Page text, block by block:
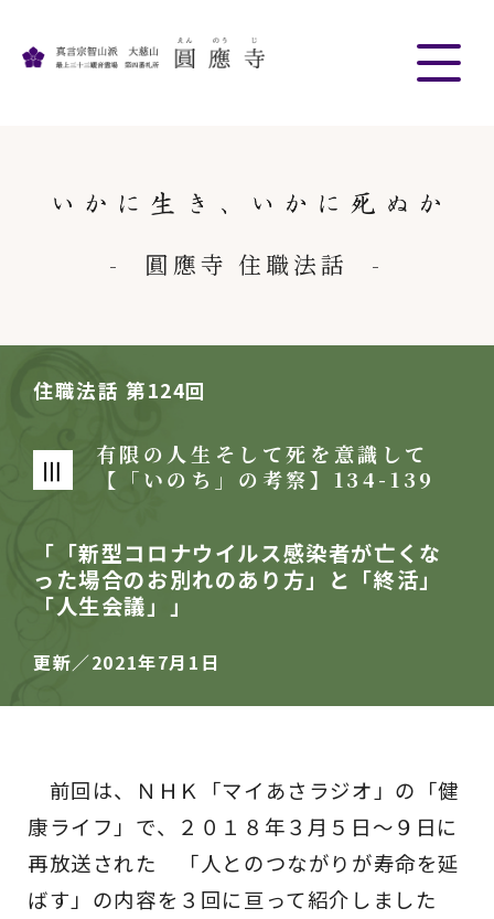
圓應寺 住職法話
住職法話 第124回
Ⅲ
有限の人生そして死を意識して
【「いのち」の考察】134-139
「「新型コロナウイルス感染者が亡くな
った場合のお別れのあり方」と「終活」
「人生会議」」
更新／2021年7月1日
前回は、ＮＨＫ「マイあさラジオ」の「健
康ライフ」で、２０１８年３月５日～９日に
再放送された 「人とのつながりが寿命を延
ばす」の内容を３回に亘って紹介しました